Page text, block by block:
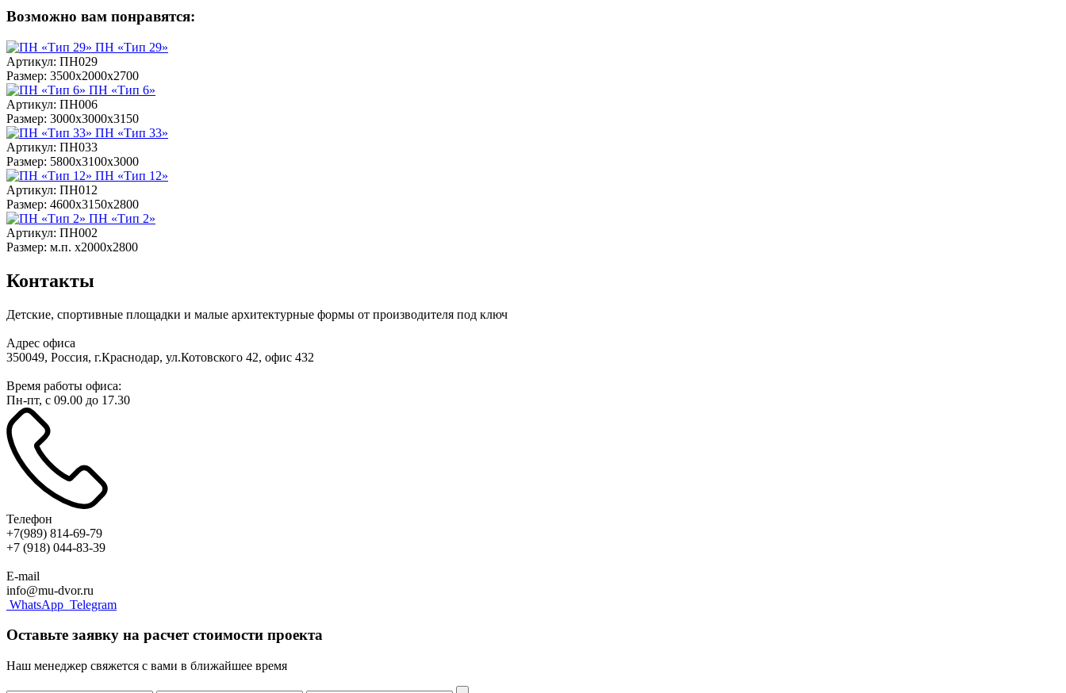
Возможно вам понравятся:
ПН «Тип 29»
Артикул: ПН029
Размер: 3500х2000х2700
ПН «Тип 6»
Артикул: ПН006
Размер: 3000х3000х3150
ПН «Тип 33»
Артикул: ПН033
Размер: 5800х3100х3000
ПН «Тип 12»
Артикул: ПН012
Размер: 4600х3150х2800
ПН «Тип 2»
Артикул: ПН002
Размер: м.п. х2000х2800
Контакты
Детские, спортивные площадки и малые архитектурные формы от производителя под ключ
Адрес офиса
350049, Россия, г.Краснодар, ул.Котовского 42, офис 432
Время работы офиса:
Пн-пт, с 09.00 до 17.30
Телефон
+7(989) 814-69-79
+7 (918) 044-83-39
E-mail
info@mu-dvor.ru
WhatsApp Telegram
Оставьте заявку на расчет стоимости проекта
Наш менеджер свяжется с вами в ближайшее время